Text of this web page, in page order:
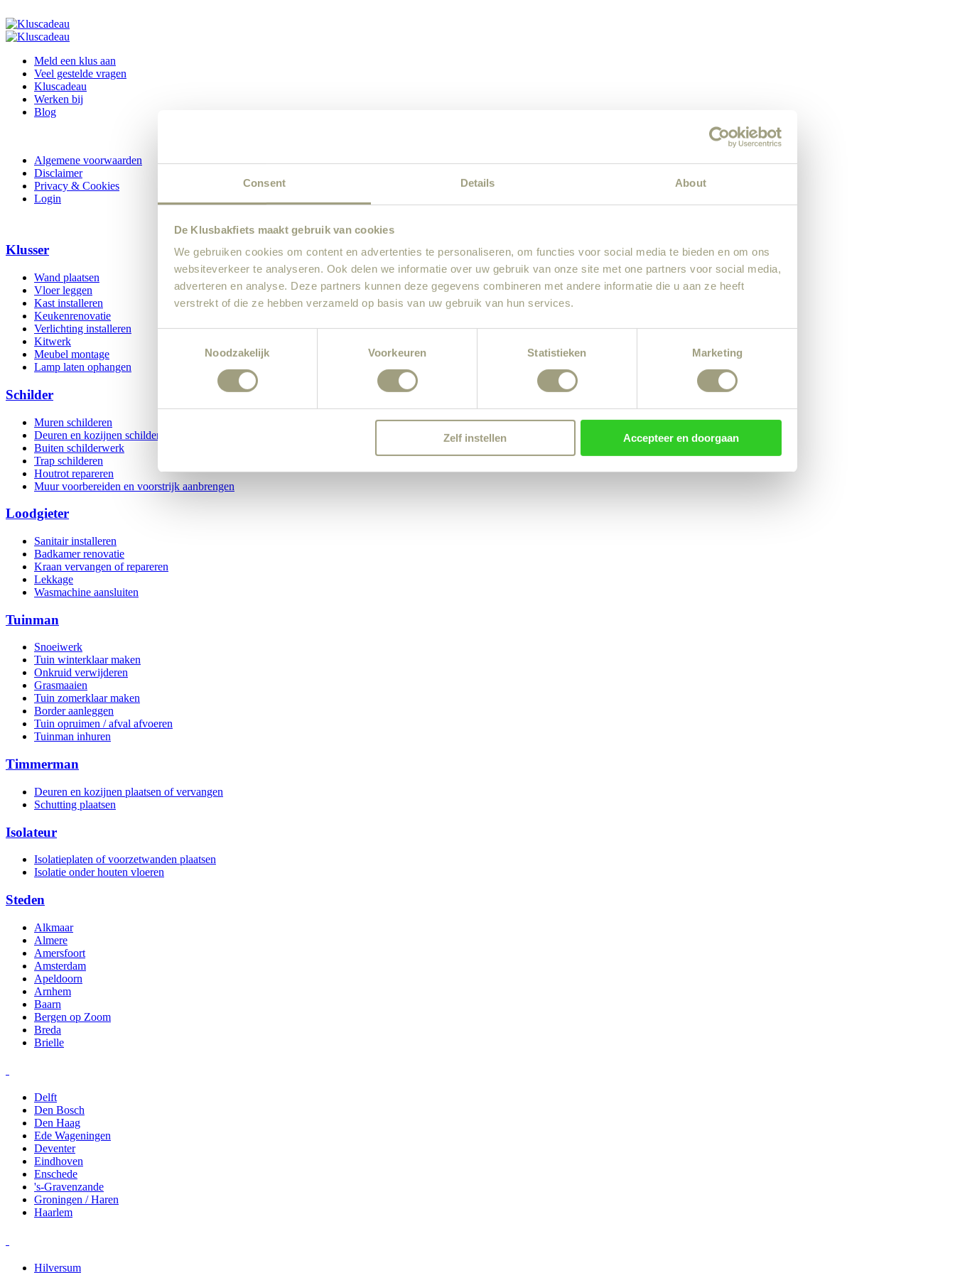
Consent Details About
De Klusbakfiets maakt gebruik van cookies
We gebruiken cookies om content en advertenties te personaliseren, om functies voor social media te bieden en om ons
websiteverkeer te analyseren. Ook delen we informatie over uw gebruik van onze site met one partners voor social media,
adverteren en analyse. Deze partners kunnen deze gegevens combineren met andere informatie die u aan ze heeft
verstrekt of die ze hebben verzameld op basis van uw gebruik van hun services.
Noodzakelijk Voorkeuren Statistieken Marketing
Zelf instellen Accepteer en doorgaan
Meld een klus aan
Veel gestelde vragen
Kluscadeau
Werken bij
Blog
Algemene voorwaarden
Disclaimer
Privacy & Cookies
Login
Klusser
Wand plaatsen
Vloer leggen
Kast installeren
Keukenrenovatie
Verlichting installeren
Kitwerk
Meubel montage
Lamp laten ophangen
Schilder
Muren schilderen
Deuren en kozijnen schilderen
Buiten schilderwerk
Trap schilderen
Houtrot repareren
Muur voorbereiden en voorstrijk aanbrengen
Loodgieter
Sanitair installeren
Badkamer renovatie
Kraan vervangen of repareren
Lekkage
Wasmachine aansluiten
Tuinman
Snoeiwerk
Tuin winterklaar maken
Onkruid verwijderen
Grasmaaien
Tuin zomerklaar maken
Border aanleggen
Tuin opruimen / afval afvoeren
Tuinman inhuren
Timmerman
Deuren en kozijnen plaatsen of vervangen
Schutting plaatsen
Isolateur
Isolatieplaten of voorzetwanden plaatsen
Isolatie onder houten vloeren
Steden
Alkmaar
Almere
Amersfoort
Amsterdam
Apeldoorn
Arnhem
Baarn
Bergen op Zoom
Breda
Brielle
Delft
Den Bosch
Den Haag
Ede Wageningen
Deventer
Eindhoven
Enschede
's-Gravenzande
Groningen / Haren
Haarlem
Hilversum